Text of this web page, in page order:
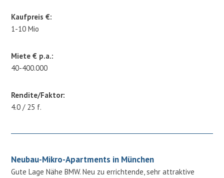
Kaufpreis €:
1-10 Mio
Miete € p.a.:
40-400.000
Rendite/Faktor:
4.0 / 25 f.
Neubau-Mikro-Apartments in München
Gute Lage Nähe BMW. Neu zu errichtende, sehr attraktive